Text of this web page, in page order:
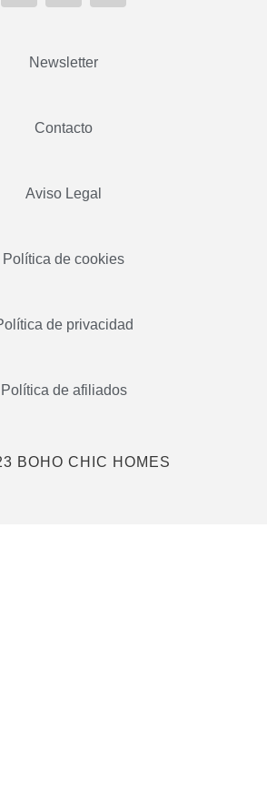
Newsletter
Contacto
Aviso Legal
Política de cookies
de privacidad
Política de afiliados
BOHO CHIC HOMES